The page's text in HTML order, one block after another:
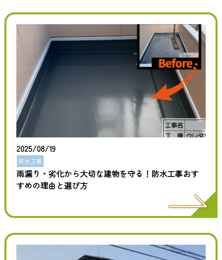
2025/08/19
防水工事
雨漏り・劣化から大切な建物を守る！防水工事おす
すめの理由と選び方